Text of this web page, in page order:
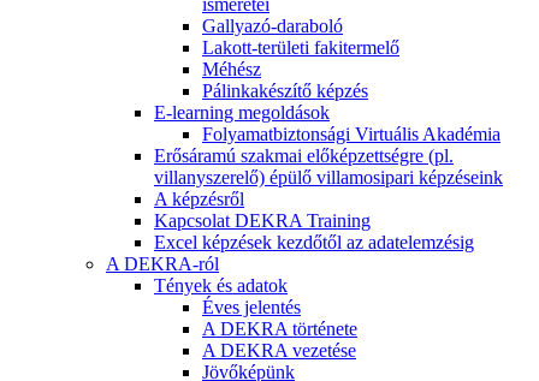
Gallyazó-daraboló
Lakott-területi fakitermelő
Méhész
Pálinkakészítő képzés
E-learning megoldások
Folyamatbiztonsági Virtuális Akadémia
Erősáramú szakmai előképzettségre (pl.
villanyszerelő) épülő villamosipari képzéseink
A képzésről
Kapcsolat DEKRA Training
Excel képzések kezdőtől az adatelemzésig
A DEKRA-ról
Tények és adatok
Éves jelentés
A DEKRA története
A DEKRA vezetése
Jövőképünk